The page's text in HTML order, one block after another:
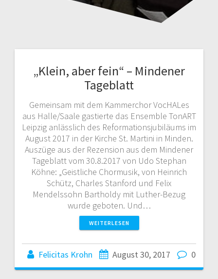
„Klein, aber fein“ – Mindener
Tageblatt
Gemeinsam mit dem Kammerchor VocHALes
aus Halle/Saale gastierte das Ensemble TonART
Leipzig anlässlich des Reformationsjubiläums im
August 2017 in der Kirche St. Martini in Minden.
Auszüge aus der Rezension aus dem Mindener
Tageblatt vom 30.8.2017 von Udo Stephan
Köhne: „Geistliche Chormusik, von Heinrich
Schütz, Charles Stanford und Felix
Mendelssohn Bartholdy mit Luther-Bezug
wurde geboten. Und…
WEITERLESEN
Felicitas Krohn August 30, 2017 0